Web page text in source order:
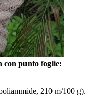
con punto foglie:
210 m/100 g).